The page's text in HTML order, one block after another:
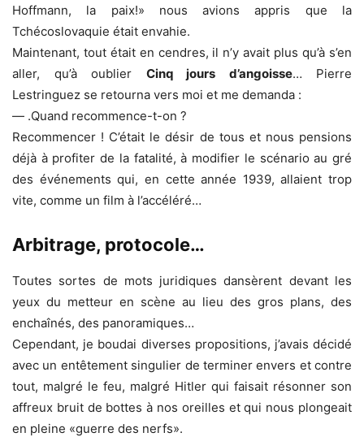
Hoffmann, la paix!» nous avions appris que la
Tchécoslovaquie était envahie.
Maintenant, tout était en cendres, il n’y avait plus qu’à s’en
aller, qu’à oublier Cinq jours d’angoisse… Pierre
Lestringuez se retourna vers moi et me demanda :
— .Quand recommence-t-on ?
Recommencer ! C’était le désir de tous et nous pensions
déjà à profiter de la fatalité, à modifier le scénario au gré
des événements qui, en cette année 1939, allaient trop
vite, comme un film à l’accéléré…
Arbitrage, protocole…
Toutes sortes de mots juridiques dansèrent devant les
yeux du metteur en scène au lieu des gros plans, des
enchaînés, des panoramiques…
Cependant, je boudai diverses propositions, j’avais décidé
avec un entêtement singulier de terminer envers et contre
tout, malgré le feu, malgré Hitler qui faisait résonner son
affreux bruit de bottes à nos oreilles et qui nous plongeait
en pleine «guerre des nerfs».